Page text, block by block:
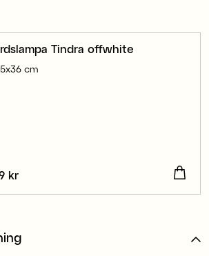
Tindra offwhite
cm
:499 kr
kr